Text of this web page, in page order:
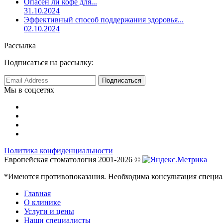
31.10.2024
Эффективный способ поддержания здоровья...
02.10.2024
Рассылка
Подписаться на рассылку:
Мы в соцсетях
Политика конфиденциальности
Европейская стоматология 2001-2026 ©
*Имеются противопоказания. Необходима консультация
Главная
О клинике
Услуги и цены
Наши специалисты